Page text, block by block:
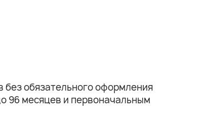
без обязательного оформления
96 месяцев и первоначальным